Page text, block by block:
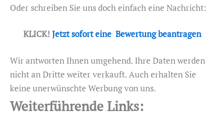
Oder schreiben Sie uns doch einfach eine Nachricht:
KLICK! Jetzt sofort eine Bewertung beantragen
Wir antworten Ihnen umgehend. Ihre Daten werden
nicht an Dritte weiter verkauft. Auch erhalten Sie
keine unerwünschte Werbung von uns.
Weiterführende Links: